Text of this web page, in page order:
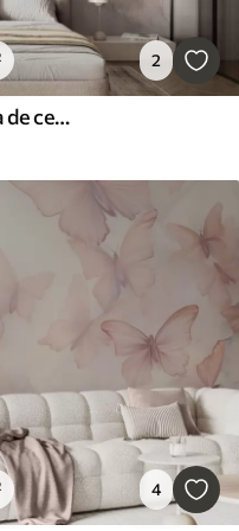
2
Paisaje texturizado con rama de cerezo en flor, hojas rosadas y fondo suave y brumoso.
4